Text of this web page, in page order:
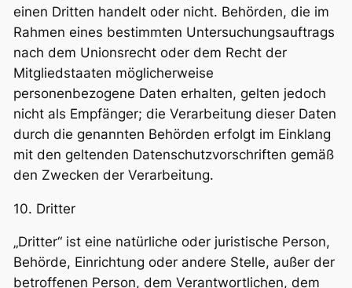
einen Dritten handelt oder nicht. Behörden, die im
Rahmen eines bestimmten Untersuchungsauftrags
nach dem Unionsrecht oder dem Recht der
Mitgliedstaaten möglicherweise
personenbezogene Daten erhalten, gelten jedoch
nicht als Empfänger; die Verarbeitung dieser Daten
durch die genannten Behörden erfolgt im Einklang
mit den geltenden Datenschutzvorschriften gemäß
den Zwecken der Verarbeitung.
10. Dritter
„Dritter“ ist eine natürliche oder juristische Person,
Behörde, Einrichtung oder andere Stelle, außer der
betroffenen Person, dem Verantwortlichen, dem